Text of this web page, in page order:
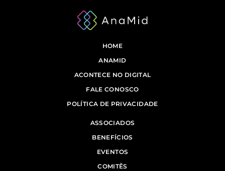
HOME
ANAMID
ACONTECE NO DIGITAL
FALE CONOSCO
POLÍTICA DE PRIVACIDADE
ASSOCIADOS
BENEFÍCIOS
EVENTOS
COMITÊS